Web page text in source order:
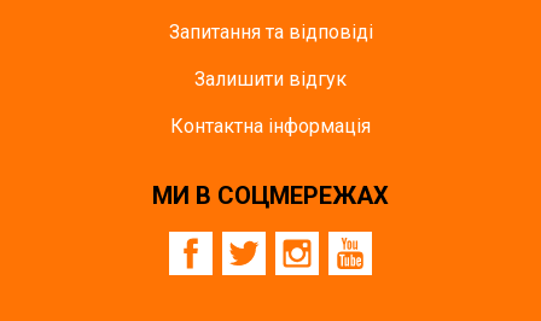
Запитання та відповіді
Залишити відгук
Контактна інформація
МИ В СОЦМЕРЕЖАХ